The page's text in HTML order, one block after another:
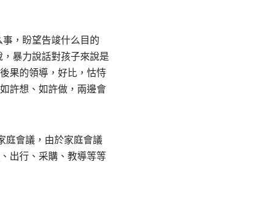
事，盼望告竣什么目的
暴力說話對孩子來說是
果的領導，好比，怙恃
許想、如許做，兩邊會
庭會議，由於家庭會議
出行、采購、教導等等